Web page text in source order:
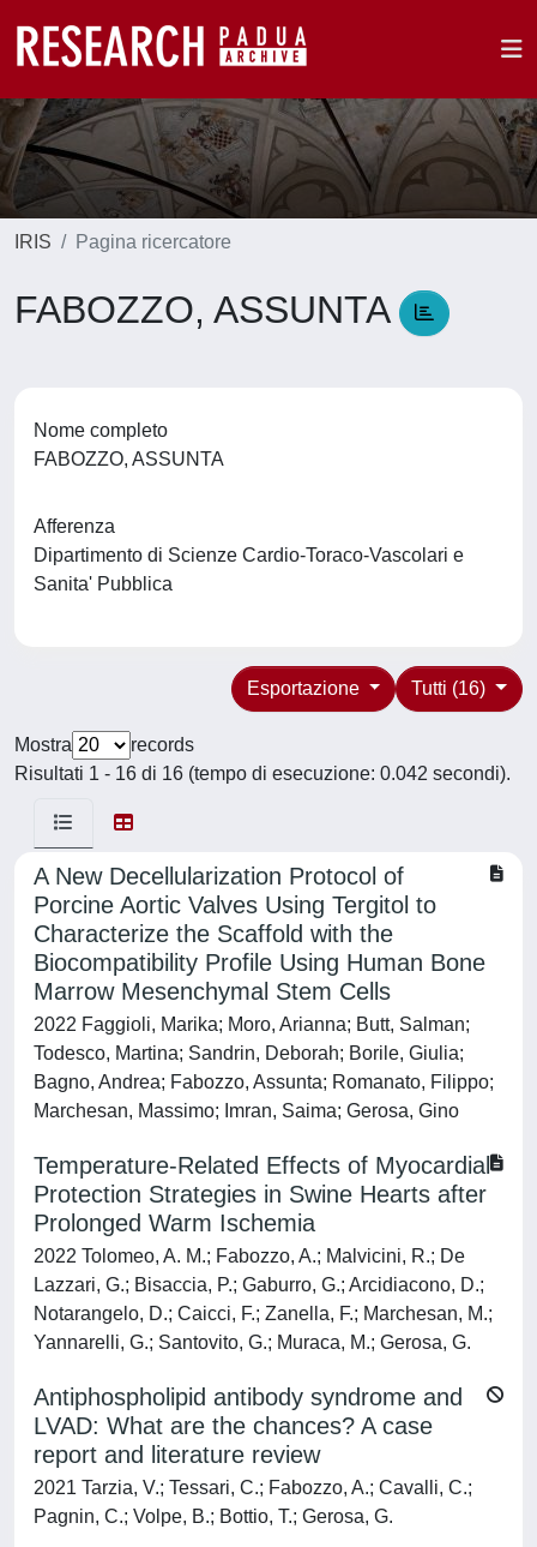
IRIS Pagina ricercatore
FABOZZO, ASSUNTA
Nome completo
FABOZZO, ASSUNTA
Afferenza
Dipartimento di Scienze Cardio-Toraco-Vascolari e
Sanita' Pubblica
Tutti (16)
Esportazione
Mostra
records
Risultati 1 - 16 di 16 (tempo di esecuzione: 0.042 secondi).
A New Decellularization Protocol of
Porcine Aortic Valves Using Tergitol to
Characterize the Scaffold with the
Biocompatibility Profile Using Human Bone
Marrow Mesenchymal Stem Cells
2022 Faggioli, Marika; Moro, Arianna; Butt, Salman;
Todesco, Martina; Sandrin, Deborah; Borile, Giulia;
Bagno, Andrea; Fabozzo, Assunta; Romanato, Filippo;
Marchesan, Massimo; Imran, Saima; Gerosa, Gino
Temperature-Related Effects of Myocardial
Protection Strategies in Swine Hearts after
Prolonged Warm Ischemia
2022 Tolomeo, A. M.; Fabozzo, A.; Malvicini, R.; De
Lazzari, G.; Bisaccia, P.; Gaburro, G.; Arcidiacono, D.;
Notarangelo, D.; Caicci, F.; Zanella, F.; Marchesan, M.;
Yannarelli, G.; Santovito, G.; Muraca, M.; Gerosa, G.
Antiphospholipid antibody syndrome and
LVAD: What are the chances? A case
report and literature review
2021 Tarzia, V.; Tessari, C.; Fabozzo, A.; Cavalli, C.;
Pagnin, C.; Volpe, B.; Bottio, T.; Gerosa, G.